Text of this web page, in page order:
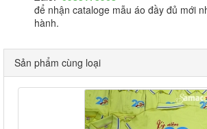
để nhận cataloge mẫu áo đầy đủ mới
hành.
Sản phẩm cùng loại